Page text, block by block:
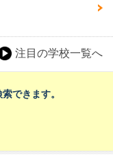
注目の学校一覧へ
できます。